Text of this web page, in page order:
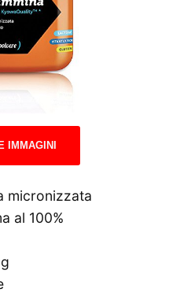
IMMAGINI
micronizzata
al 100%